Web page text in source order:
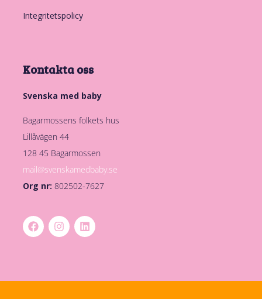
Integritetspolicy
Kontakta oss
Svenska med baby
Bagarmossens folkets hus
Lillåvägen 44
128 45 Bagarmossen
mail@svenskamedbaby.se
Org nr: 802502-7627